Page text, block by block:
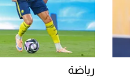
رياضة